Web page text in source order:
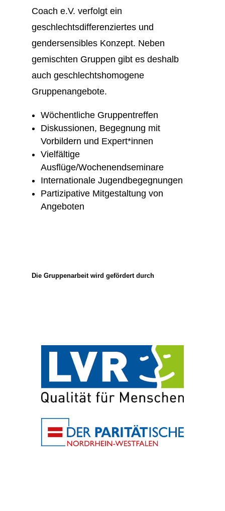
Coach e.V. verfolgt ein
geschlechtsdifferenziertes und
gendersensibles Konzept. Neben
gemischten Gruppen gibt es deshalb
auch geschlechtshomogene
Gruppenangebote.
Wöchentliche Gruppentreffen
Diskussionen, Begegnung mit
Vorbildern und Expert*innen
Vielfältige
Ausflüge/Wochenendseminare
Internationale Jugendbegegnungen
Partizipative Mitgestaltung von
Angeboten
Die Gruppenarbeit wird gefördert durch